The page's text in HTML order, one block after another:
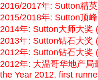
2016/2017年: Sutton精
2015/2018年: Sutton顶
2014年: Sutton大师大奖
2013年: Sutton钻石大奖
2012年: Sutton钻石大奖
2012年: 大温哥华地产
the Year 2012, first